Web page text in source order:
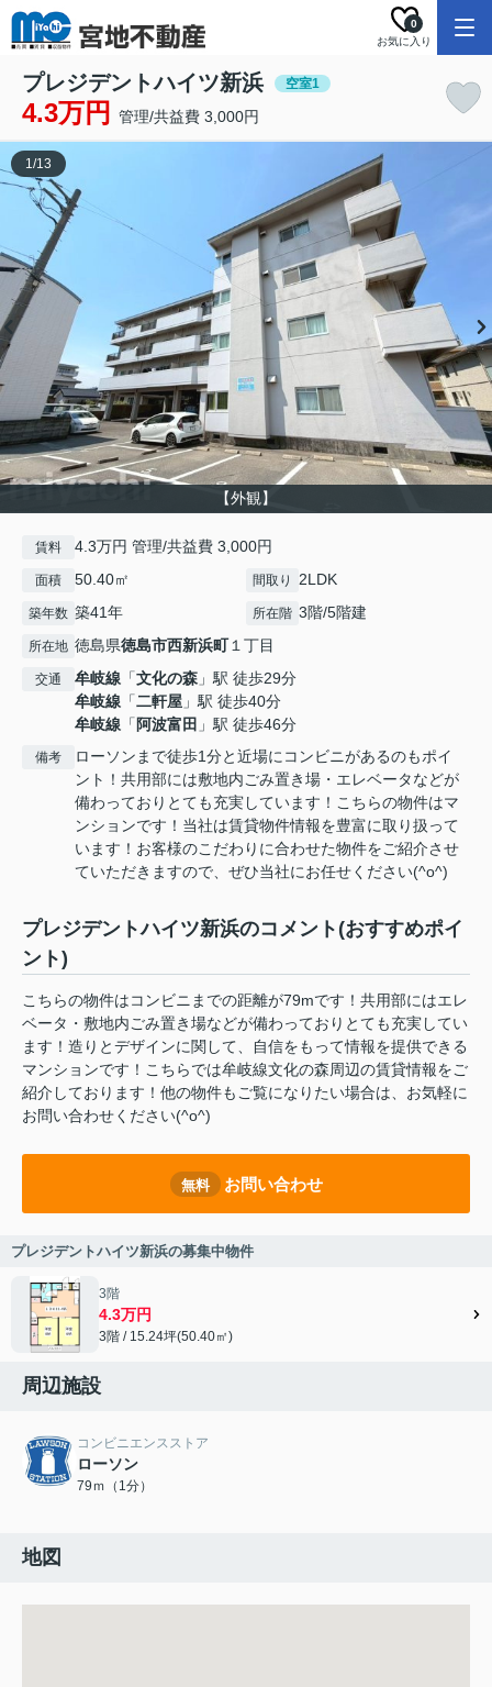
お気に入り
0
プレジデントハイツ新浜 空室1
4.3万円 管理/共益費 3,000円
【外観】
1/13
賃料 4.3万円 管理/共益費 3,000円
面積 50.40㎡ 間取り 2LDK
築年数 築41年 所在階 3階/5階建
所在地 徳島県徳島市西新浜町１丁目
交通 牟岐線 「文化の森 」駅 徒歩29分
牟岐線 「二軒屋 」駅 徒歩40分
牟岐線 「 阿波富田 」駅 徒歩46分
備考
ローソンまで徒歩1分と近場にコンビニがあるのもポイ
ント！共用部には敷地内ごみ置き場・エレベータなどが
備わっておりとても充実しています！こちらの物件はマ
ンションです！当社は賃貸物件情報を豊富に取り扱って
います！お客様のこだわりに合わせた物件をご紹介させ
ていただきますので、ぜひ当社にお任せください(^o^)
プレジデントハイツ新浜のコメント(おすすめポイ
ント)
こちらの物件はコンビニまでの距離が79mです！共用部にはエレ
ベータ・敷地内ごみ置き場などが備わっておりとても充実してい
ます！造りとデザインに関して、自信をもって情報を提供できる
マンションです！こちらでは牟岐線文化の森周辺の賃貸情報をご
紹介しております！他の物件もご覧になりたい場合は、お気軽に
お問い合わせください(^o^)
無料 お問い合わせ
プレジデントハイツ新浜の募集中物件
3階
4.3万円
3階 / 15.24坪(50.40㎡)
周辺施設
コンビニエンスストア
ローソン
79ｍ（1分）
地図